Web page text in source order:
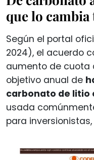
que lo cambia
Según el portal
2024), el acuerdo
aumento de cuota
objetivo anual de
carbonato de litio
usada
para